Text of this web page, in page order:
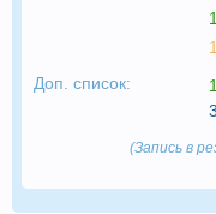
Доп. список:
(Запись в